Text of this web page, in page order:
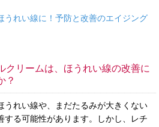
うれい線に！予防と改善のエイジング
クリームは、ほうれい線の改善に
？
うれい線や、まだたるみが大きくない
する可能性があります。しかし、レチ